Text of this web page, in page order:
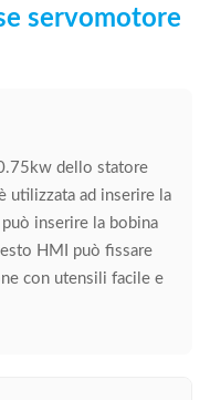
servomotore
dello statore
utilizzata ad inserire la
inserire la bobina
HMI può fissare
con utensili facile e